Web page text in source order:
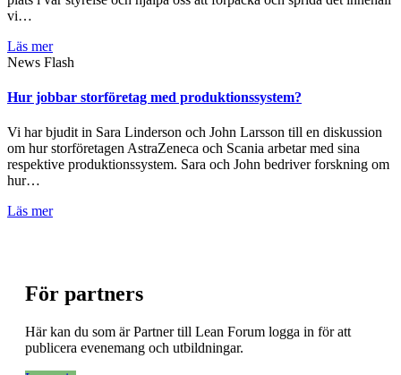
vi…
Läs mer
News Flash
Hur jobbar storföretag med produktionssystem?
Vi har bjudit in Sara Linderson och John Larsson till en diskussion
om hur storföretagen AstraZeneca och Scania arbetar med sina
respektive produktionssystem. Sara och John bedriver forskning om
hur…
Läs mer
För partners
Här kan du som är Partner till Lean Forum logga in för att
publicera evenemang och utbildningar.